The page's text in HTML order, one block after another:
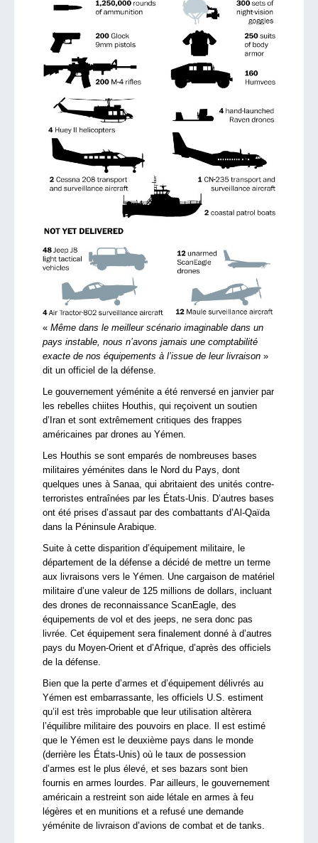
« Même dans le meilleur scénario imaginable dans un
pays instable, nous n’avons jamais une comptabilité
exacte de nos équipements à l’issue de leur livraison »
dit un officiel de la défense.
Le gouvernement yéménite a été renversé en janvier par
les rebelles chiites Houthis, qui reçoivent un soutien
d’Iran et sont extrêmement critiques des frappes
américaines par drones au Yémen.
Les Houthis se sont emparés de nombreuses bases
militaires yéménites dans le Nord du Pays, dont
quelques unes à Sanaa, qui abritaient des unités contre-
terroristes entraînées par les États-Unis. D’autres bases
ont été prises d’assaut par des combattants d’Al-Qaïda
dans la Péninsule Arabique.
Suite à cette disparition d’équipement militaire, le
département de la défense a décidé de mettre un terme
aux livraisons vers le Yémen. Une cargaison de matériel
militaire d’une valeur de 125 millions de dollars, incluant
des drones de reconnaissance ScanEagle, des
équipements de vol et des jeeps, ne sera donc pas
livrée. Cet équipement sera finalement donné à d’autres
pays du Moyen-Orient et d’Afrique, d’après des officiels
de la défense.
Bien que la perte d’armes et d’équipement délivrés au
Yémen est embarrassante, les officiels U.S. estiment
qu’il est très improbable que leur utilisation altèrera
l’équilibre militaire des pouvoirs en place. Il est estimé
que le Yémen est le deuxième pays dans le monde
(derrière les États-Unis) où le taux de possession
d’armes est le plus élevé, et ses bazars sont bien
fournis en armes lourdes. Par ailleurs, le gouvernement
américain a restreint son aide létale en armes à feu
légères et en munitions et a refusé une demande
yéménite de livraison d’avions de combat et de tanks.